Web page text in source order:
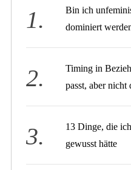
Bin ich
dominiert
Timing in
passt, aber
13 Dinge, die
gewusst hätte